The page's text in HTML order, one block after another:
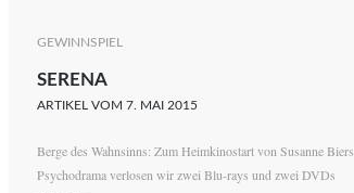
GEWINNSPIEL
SERENA
ARTIKEL VOM 7. MAI 2015
Berge des Wahnsinns: Zum Heimkinostart von Susanne Biers
Psychodrama verlosen wir zwei Blu-rays und zwei DVDs